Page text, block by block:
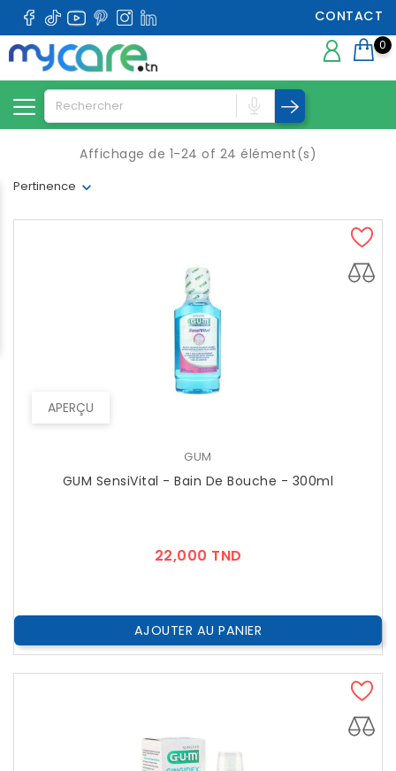
CONTACT
0
Pertinence
Affichage de 1-24 of 24 élément(s)
APERÇU
GUM
GUM SensiVital - Bain De Bouche - 300ml
22,000 TND
AJOUTER AU PANIER